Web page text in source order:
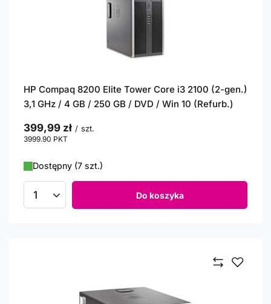
HP Compaq 8200 Elite Tower Core i3 2100 (2-gen.)
3,1 GHz / 4 GB / 250 GB / DVD / Win 10 (Refurb.)
399,99 zł / szt.
3999.90 PKT
Dostępny (7 szt.)
Ilość produktów Do koszyka